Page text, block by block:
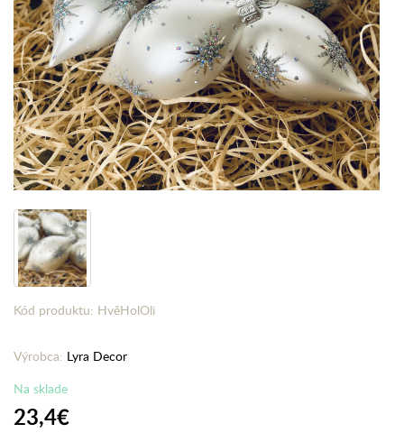
Kód produktu: HvěHolOli
Výrobca: Lyra Decor
Na sklade
23,4€